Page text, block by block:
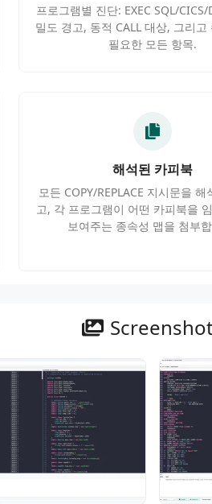
프로그램별 진단: EXEC SQL/
밀도 경고, 동적 CALL 대상, 그리고
필요한 모든 항목.
해석된 카피북
모든 COPY/REPLACE 지시문을
고, 각 프로그램이 어떤 카피북을
보여주는 종속성 맵을 첨부